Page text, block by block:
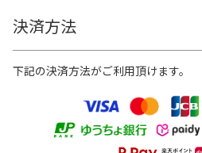
決済方法
下記の決済方法がご利用頂けます。